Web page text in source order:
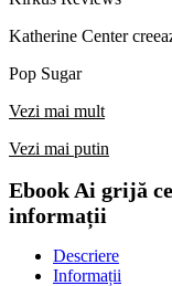
Katherine Center
Pop Sugar
Vezi mai mult
Vezi mai putin
Ebook Ai grijă
informații
Descriere
Informații